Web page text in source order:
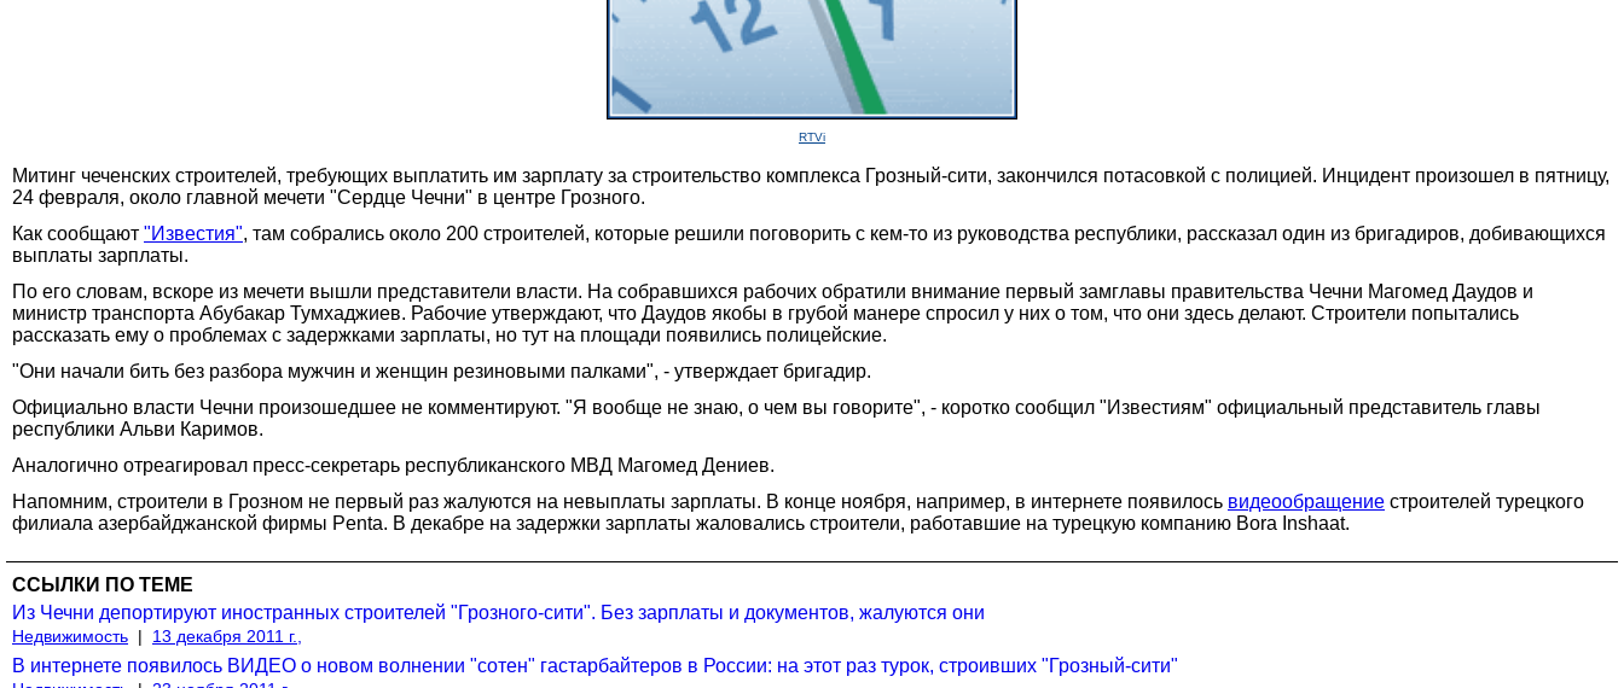
RTVi
Митинг чеченских строителей, требующих выплатить им зарплату за строительство комплекса Грозный-сити, закончился потасовкой с полицией. Инцидент произошел в пятницу,
24 февраля, около главной мечети "Сердце Чечни" в центре Грозного.
Как сообщают "Известия", там собрались около 200 строителей, которые решили поговорить с кем-то из руководства республики, рассказал один из бригадиров, добивающихся
выплаты зарплаты.
По его словам, вскоре из мечети вышли представители власти. На собравшихся рабочих обратили внимание первый замглавы правительства Чечни Магомед Даудов и
министр транспорта Абубакар Тумхаджиев. Рабочие утверждают, что Даудов якобы в грубой манере спросил у них о том, что они здесь делают. Строители попытались
рассказать ему о проблемах с задержками зарплаты, но тут на площади появились полицейские.
"Они начали бить без разбора мужчин и женщин резиновыми палками", - утверждает бригадир.
Официально власти Чечни произошедшее не комментируют. "Я вообще не знаю, о чем вы говорите", - коротко сообщил "Известиям" официальный представитель главы
республики Альви Каримов.
Аналогично отреагировал пресс-секретарь республиканского МВД Магомед Дениев.
Напомним, строители в Грозном не первый раз жалуются на невыплаты зарплаты. В конце ноября, например, в интернете появилось видеообращение строителей турецкого
филиала азербайджанской фирмы Penta. В декабре на задержки зарплаты жаловались строители, работавшие на турецкую компанию Bora Inshaat.
ССЫЛКИ ПО ТЕМЕ
Из Чечни депортируют иностранных строителей "Грозного-сити". Без зарплаты и документов, жалуются они
Недвижимость | 13 декабря 2011 г.,
В интернете появилось ВИДЕО о новом волнении "сотен" гастарбайтеров в России: на этот раз турок, строивших "Грозный-сити"